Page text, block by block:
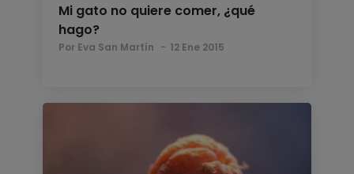
Mi gato no quiere comer, ¿qué
hago?
Por Eva San Martín 12 Ene 2015